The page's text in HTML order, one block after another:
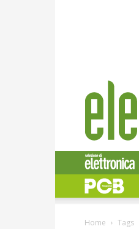
Elettronica
News
Home Tags